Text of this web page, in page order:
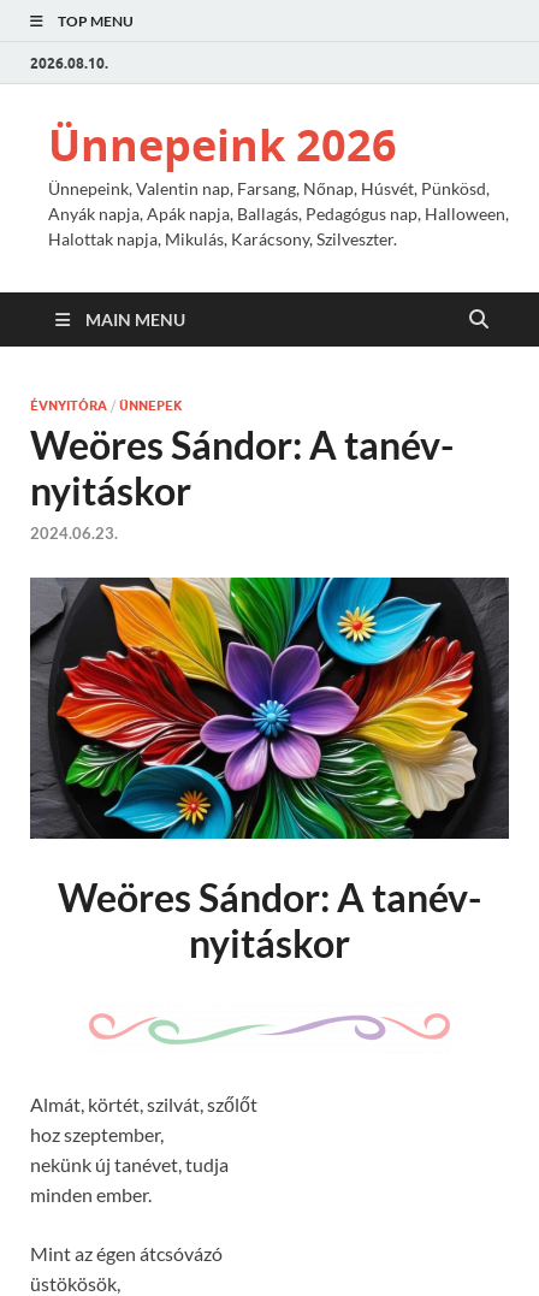
TOP MENU
2026.08.10.
Ünnepeink 2026
Ünnepeink, Valentin nap, Farsang, Nőnap, Húsvét, Pünkösd,
Anyák napja, Apák napja, Ballagás, Pedagógus nap, Halloween,
Halottak napja, Mikulás, Karácsony, Szilveszter.
MAIN MENU
ÉVNYITÓRA / ÜNNEPEK
Weöres Sándor: A tanév-
nyitáskor
2024.06.23.
Weöres Sándor: A tanév-
nyitáskor
Almát, körtét, szilvát, szőlőt
hoz szeptember,
nekünk új tanévet, tudja
minden ember.
Mint az égen átcsóvázó
üstökösök,